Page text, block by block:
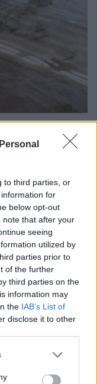
to third parties, or
for
below opt-out
note that after your
seeing
utilized by
parties prior to
of the further
third parties on the
information may
the IAB’s List of
disclose it to other
or more Google
You may click to
Ο 15χρονος
το τσουνάμι